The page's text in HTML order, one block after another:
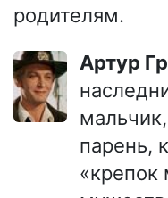
родителям.
Артур
парень,
«крепок